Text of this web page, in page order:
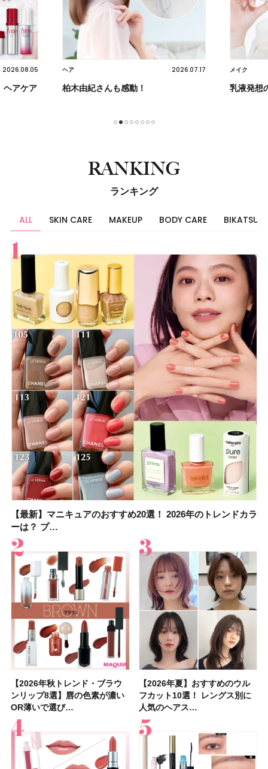
2026.07.17 メイク 2026.08.06
乳液発想のミルク ファンデーション
スキンケア
毎日の光
RANKING
ランキング
ALL SKIN CARE MAKEUP BODY CARE BIKATSU
すべて
【最新】マニキュアのおすすめ20選！ 2026年のトレンドカラ
ーは？ プ…
【2026年秋トレンド・ブラウ
ンリップ8選】唇の色素が濃い
OR薄いで選び…
【2026年夏】おすすめのウル
フカット10選！ レングス別に
人気のヘアス…
スキンケア
大野真理子さんのリピ買い「ブライトニング」14選！ 透明肌
の秘訣を公開
【石井美保さん】おすすめの
「ブライトニング」11選！ ス
キンケアからサプ…
【上田竜也さんのマイベストコ
スメ５選】大人になって開眼し
たからこそ愛が深…
メイク
【最新】マニキュアのおすすめ20選！ 2026年のトレンドカラ
ーは？ プ…
【2026年秋トレンド・ブラウ
ンリップ8選】唇の色素が濃い
OR薄いで選び…
【2026年新作】大人の「ピン
クリップ」おすすめ8選！ 唇の
色別にプロが…
ボディケア
【2026夏】「香水・フレグランス」ランキングTOP5！＜美
容マニア・マ…
【2026年】ボディ用日焼け止
めUVのおすすめ20選！ この夏
注目の人気…
【クリスマスコフレ2026】
HACCIのホリデーギフトが豪華
すぎると話題…
美活
【板野友美さんの美活】「実はうねりやすいクセ毛なんで
す」美しいロングヘア…
【簡単・夏バテ防止レシピ12
選】食欲がない日にもおすす
め！ さっぱりご飯…
【美容系・伊能忠敬界隈】上西
星来さんは5年間1日1万歩を継
続！ 歩くとき…
ヘア
【2026年夏】40代におすすめの髪型30選！ 若く見える・手
入れが楽な…
【2026年夏】おすすめのウル
フカット10選！ レングス別に
人気のヘアス…
【2026年夏】おすすめの髪型
36選！ショート・ボブ・ミディ
アム・ロング…
ライフスタイル
【フォロー＆いいねで当たる】中国割烹旅館 掬水亭の宿泊券
を1組2名様にプ…
【鈴木えみさんの愛用品30選】
コスメ・スキンケア・ヘアケア
etc.お気に…
【橋本環奈さんの美容Q&A】
顔用コスメで全身ケア！「お尻
や脚も喜んでくれ…
ビューティーズ
【セザンヌ】「ブライトカラーシーラー」新色グリーンが8/7
に発売｜既存色…
【セザンヌ】8/7新色追加！
「ウォータリーティントリップ
」10モモピュ…
【スック2026新作】秋コレク
ションを全品スウォッチ&イエ
ベブルベ分け！